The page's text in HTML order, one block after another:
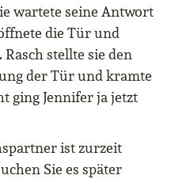
wartete seine Antwort
die Tür und
stellte sie den
der Tür und kramte
ging Jennifer ja jetzt
ist zurzeit
Sie es später